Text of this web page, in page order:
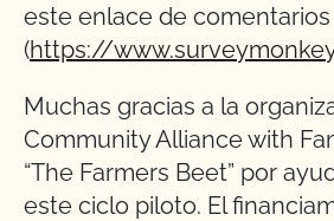
este enlace de comentarios
(https://
Muchas gracias a la
Community Alliance with
“The Farmers Beet” por
este ciclo piloto. El